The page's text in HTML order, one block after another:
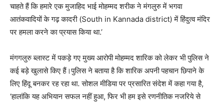
चाहते हैं कि हमारे एक मुजाहिद भाई मोहम्मद शरीक ने मंगलुरु में भगवा
आतंकवादियों के गढ़ कादरी (South in Kannada district) में हिंदुत्व मंदिर
पर हमला करने का प्रयास किया था.’
मंगगलुरु ब्लास्ट में पकड़े गए मुख्य आरोपी मोहम्मद शारिक को लेकर भी पुलिस ने
कई बड़े खुलासे किए हैं।पुलिस ने बताया है कि शारिक अपनी पहचान छिपाने के
लिए हिंदू बनकर रह रहा था. सोशल मीडिया पर प्रसारित संदेश में कहा गया है,
‘हालांकि यह अभियान सफल नहीं हुआ, फिर भी हम इसे रणनीतिक नजरिये से